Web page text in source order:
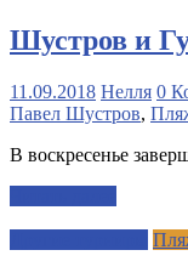
Шустров и
11.09.2018 Нелля 0
Павел Шустров,
В воскресенье